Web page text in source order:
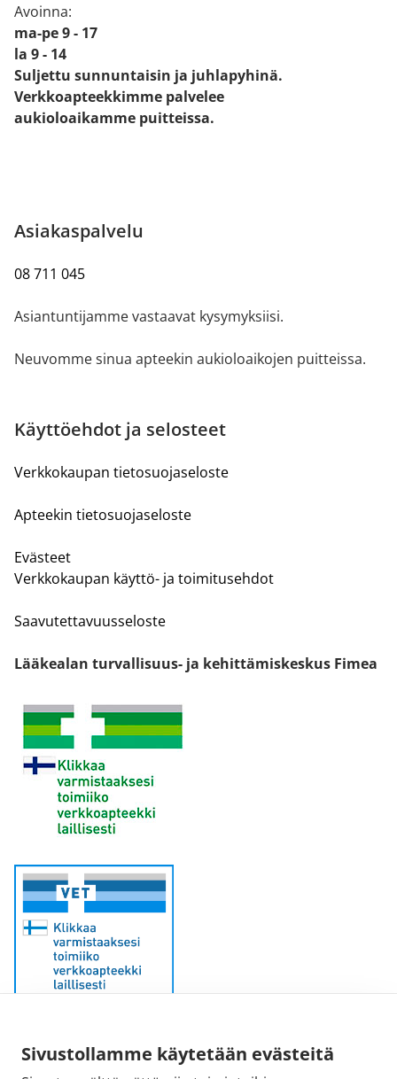
Sivustollamme käytetään evästeitä
Avoinna:
ma-pe 9 - 17
la 9 - 14
Suljettu sunnuntaisin ja juhlapyhinä.
Verkkoapteekkimme palvelee
aukioloaikamme puitteissa.
Asiakaspalvelu
08 711 045
Asiantuntijamme vastaavat kysymyksiisi.
Neuvomme sinua apteekin aukioloaikojen puitteissa.
Käyttöehdot ja selosteet
Verkkokaupan tietosuojaseloste
Apteekin tietosuojaseloste
Evästeet
Verkkokaupan käyttö- ja toimitusehdot
Saavutettavuusseloste
Lääkealan turvallisuus- ja kehittämiskeskus Fimea
Sähköpostiosoite: